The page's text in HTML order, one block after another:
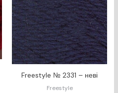
Freestyle № 2331 – неві
Freestyle